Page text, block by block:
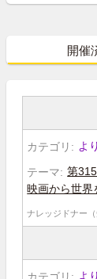
開催
よ
第
映画から世界
よ